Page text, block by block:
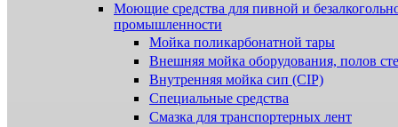
Моющие средства для пивной и
промышленности
Мойка поликарбонатной тары
Внешняя мойка оборудования, полов
Внутренняя мойка сип (CIP)
Специальные средства
Смазка для транспортерных лент